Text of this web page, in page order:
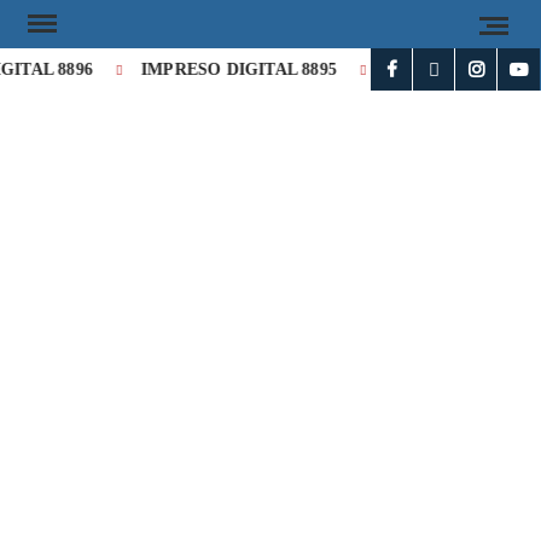
8896 IMPRESO DIGITAL 8895 IMPRESO DIGITAL